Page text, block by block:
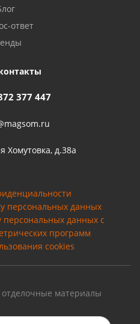
ответ
377 447
Хомутовка, д.38а
персональных данных
персональных данных с
программ
cookies
материалы